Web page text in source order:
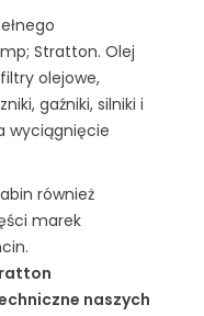
Stratton. Olej
olejowe,
gaźniki, silniki i
wyciągnięcie
również
marek
naszych